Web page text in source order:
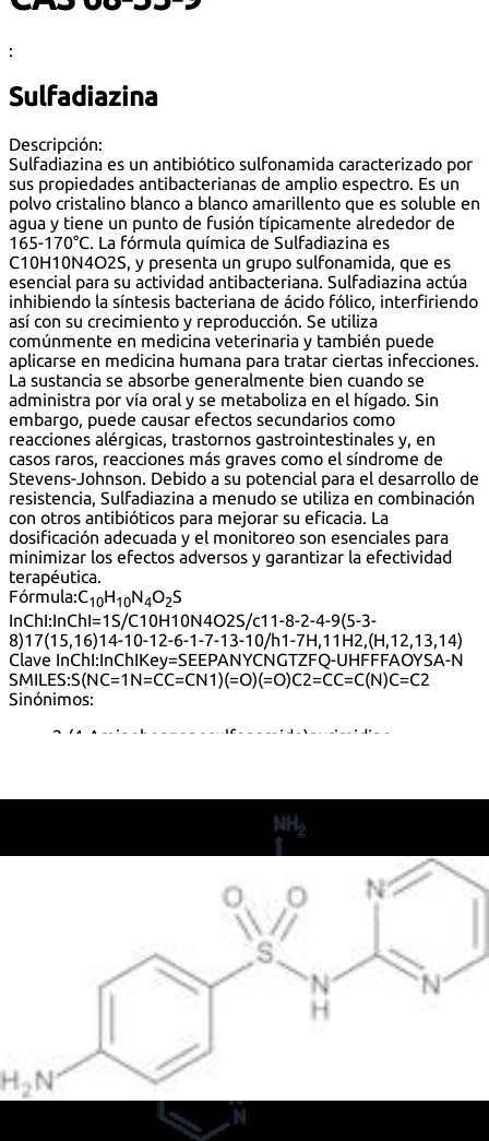
:
Sulfadiazina
Descripción:
Sulfadiazina es un antibiótico sulfonamida caracterizado por
sus propiedades antibacterianas de amplio espectro. Es un
polvo cristalino blanco a blanco amarillento que es soluble en
agua y tiene un punto de fusión típicamente alrededor de
165-170°C. La fórmula química de Sulfadiazina es
C10H10N4O2S, y presenta un grupo sulfonamida, que es
esencial para su actividad antibacteriana. Sulfadiazina actúa
inhibiendo la síntesis bacteriana de ácido fólico, interfiriendo
así con su crecimiento y reproducción. Se utiliza
comúnmente en medicina veterinaria y también puede
aplicarse en medicina humana para tratar ciertas infecciones.
La sustancia se absorbe generalmente bien cuando se
administra por vía oral y se metaboliza en el hígado. Sin
embargo, puede causar efectos secundarios como
reacciones alérgicas, trastornos gastrointestinales y, en
casos raros, reacciones más graves como el síndrome de
Stevens-Johnson. Debido a su potencial para el desarrollo de
resistencia, Sulfadiazina a menudo se utiliza en combinación
con otros antibióticos para mejorar su eficacia. La
dosificación adecuada y el monitoreo son esenciales para
minimizar los efectos adversos y garantizar la efectividad
terapéutica.
Fórmula:C10H10N4O2S
InChI:InChI=1S/C10H10N4O2S/c11-8-2-4-9(5-3-
8)17(15,16)14-10-12-6-1-7-13-10/h1-7H,11H2,(H,12,13,14)
Clave InChI:InChIKey=SEEPANYCNGTZFQ-UHFFFAOYSA-N
SMILES:S(NC=1N=CC=CN1)(=O)(=O)C2=CC=C(N)C=C2
Sinónimos:
2-(4-Aminobenzenesulfonamido)pyrimidine
2-Sulfanilamidopyrimidine
4-Amino-N-(2-pyrimidinyl)benzenesulfonamide
4-Amino-N-(2-pyrimidyl)benzenesulfonamide
4-Amino-N-2-pyrimidinylbenzenesulfonamide
4-[[(Pyrimidin-2-yl)amino]sulfonyl]aniline
Coco-Diazine
Cremodiazine
Di-Azo-Mul
Diazin
Diazolone